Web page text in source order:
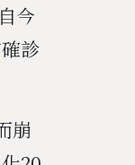
今
診
崩